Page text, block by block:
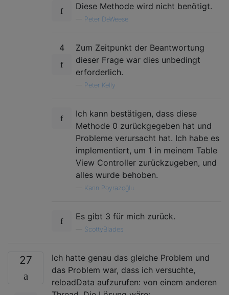
Diese Methode wird nicht benötigt.
Peter DeWeese
4
Zum Zeitpunkt der Beantwortung
dieser Frage war dies unbedingt
erforderlich.
Peter Kelly
Ich kann bestätigen, dass diese
Methode 0 zurückgegeben hat und
Probleme verursacht hat. Ich habe es
implementiert, um 1 in meinem Table
View Controller zurückzugeben, und
alles wurde behoben.
Kann Poyrazoğlu
Es gibt 3 für mich zurück.
ScottyBlades
27
Ich hatte genau das gleiche Problem und
das Problem war, dass ich versuchte,
reloadData aufzurufen: von einem anderen